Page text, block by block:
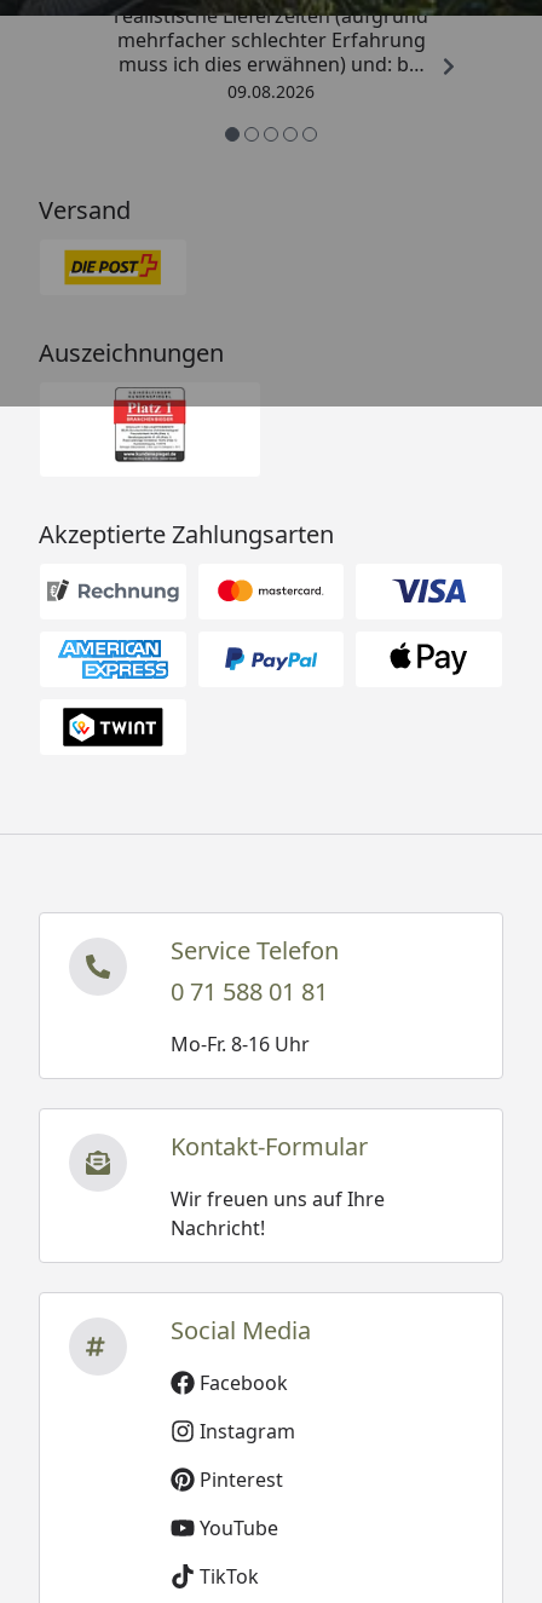
realistische Lieferzeiten (aufgrund
mehrfacher schlechter Erfahrung
muss ich dies erwähnen) und: bei
Kritik kommt die Antwort
Menschen mit Verstand und nicht
(auch dass ist leider immer öfter
09.08.2026
Versand
Auszeichnungen
Akzeptierte Zahlungsarten
Service Telefon
0 71 588 01 81
Mo-Fr. 8-16 Uhr
Kontakt-Formular
Wir freuen uns auf Ihre
Nachricht!
Social Media
Facebook
Instagram
Pinterest
YouTube
TikTok